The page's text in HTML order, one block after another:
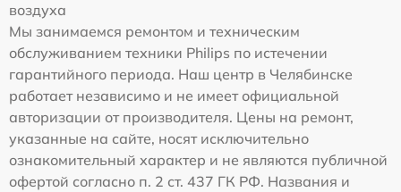
воздуха
Мы занимаемся ремонтом и техническим
обслуживанием техники Philips по истечении
гарантийного периода. Наш центр в Челябинске
работает независимо и не имеет официальной
авторизации от производителя. Цены на ремонт,
указанные на сайте, носят исключительно
ознакомительный характер и не являются публичной
офертой согласно п. 2 ст. 437 ГК РФ. Названия и